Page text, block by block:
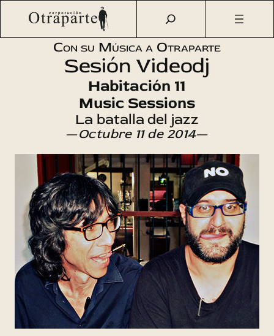
Saltar
Otraparte.org/Agenda Cultural Música
Sesión Videodj
con Manel Dalmau
Con su Música a Otraparte
Sesión Videodj
Habitación 11
Music Sessions
La batalla del jazz
—Octubre 11 de 2014—